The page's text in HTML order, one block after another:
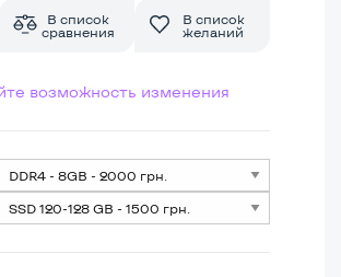
В список
сравнения
В список
желаний
возможность изменения